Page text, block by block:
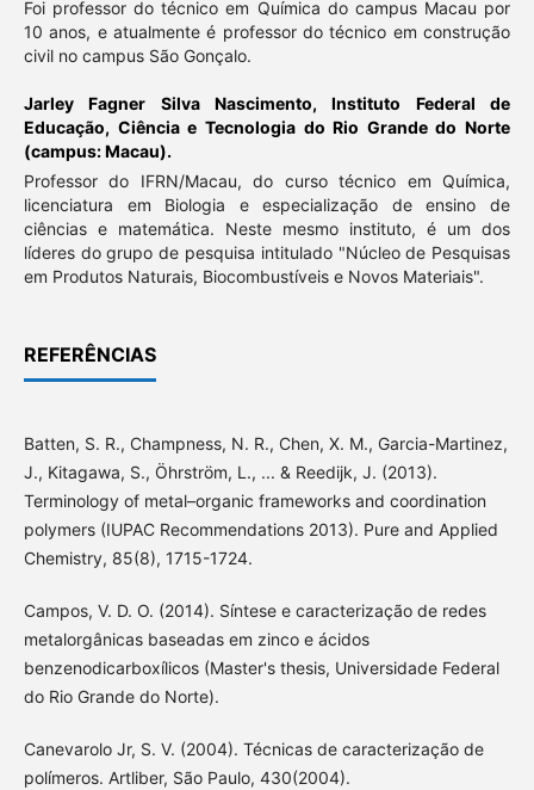
Foi professor do técnico em Química do campus Macau por
10 anos, e atualmente é professor do técnico em construção
civil no campus São Gonçalo.
Jarley Fagner Silva Nascimento,Instituto Federal de
Educação, Ciência e Tecnologia do Rio Grande do Norte
(campus: Macau).
Professor do IFRN/Macau, do curso técnico em Química,
licenciatura em Biologia e especialização de ensino de
ciências e matemática. Neste mesmo instituto, é um dos
líderes do grupo de pesquisa intitulado "Núcleo de Pesquisas
em Produtos Naturais, Biocombustíveis e Novos Materiais".
REFERÊNCIAS
Batten, S. R., Champness, N. R., Chen, X. M., Garcia-Martinez,
J., Kitagawa, S., Öhrström, L., ... & Reedijk, J. (2013).
Terminology of metal–organic frameworks and coordination
polymers (IUPAC Recommendations 2013). Pure and Applied
Chemistry, 85(8), 1715-1724.
Campos, V. D. O. (2014). Síntese e caracterização de redes
metalorgânicas baseadas em zinco e ácidos
benzenodicarboxílicos (Master's thesis, Universidade Federal
do Rio Grande do Norte).
Canevarolo Jr, S. V. (2004). Técnicas de caracterização de
polímeros. Artliber, São Paulo, 430(2004).